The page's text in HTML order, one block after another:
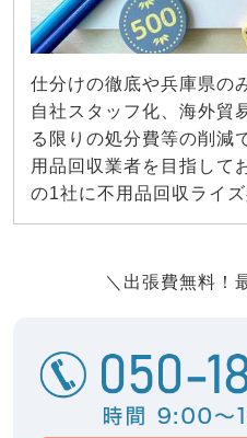
仕分けの徹底や兵庫県の
自社スタッフ化、海外貿
る限りの処分費等の削減
用品回収業者を目指して
の1社に不用品回収ライ
＼出張費無料！